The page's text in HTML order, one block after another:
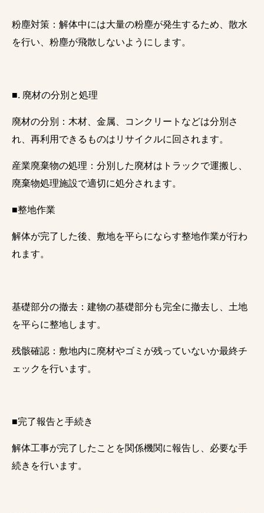
粉塵対策：解体中には大量の粉塵が発生するため、散水
を行い、粉塵が飛散しないようにします。
■. 廃材の分別と処理
廃材の分別：木材、金属、コンクリートなどは分別さ
れ、再利用できるものはリサイクルに回されます。
産業廃棄物の処理：分別した廃材はトラックで運搬し、
廃棄物処理施設で適切に処分されます。
■整地作業
解体が完了した後、敷地を平らにならす整地作業が行わ
れます。
基礎部分の撤去：建物の基礎部分も完全に撤去し、土地
を平らに整地します。
残骸確認：敷地内に廃材やゴミが残っていないか最終チ
ェックを行います。
■完了報告と手続き
解体工事が完了したことを関係機関に報告し、必要な手
続きを行います。